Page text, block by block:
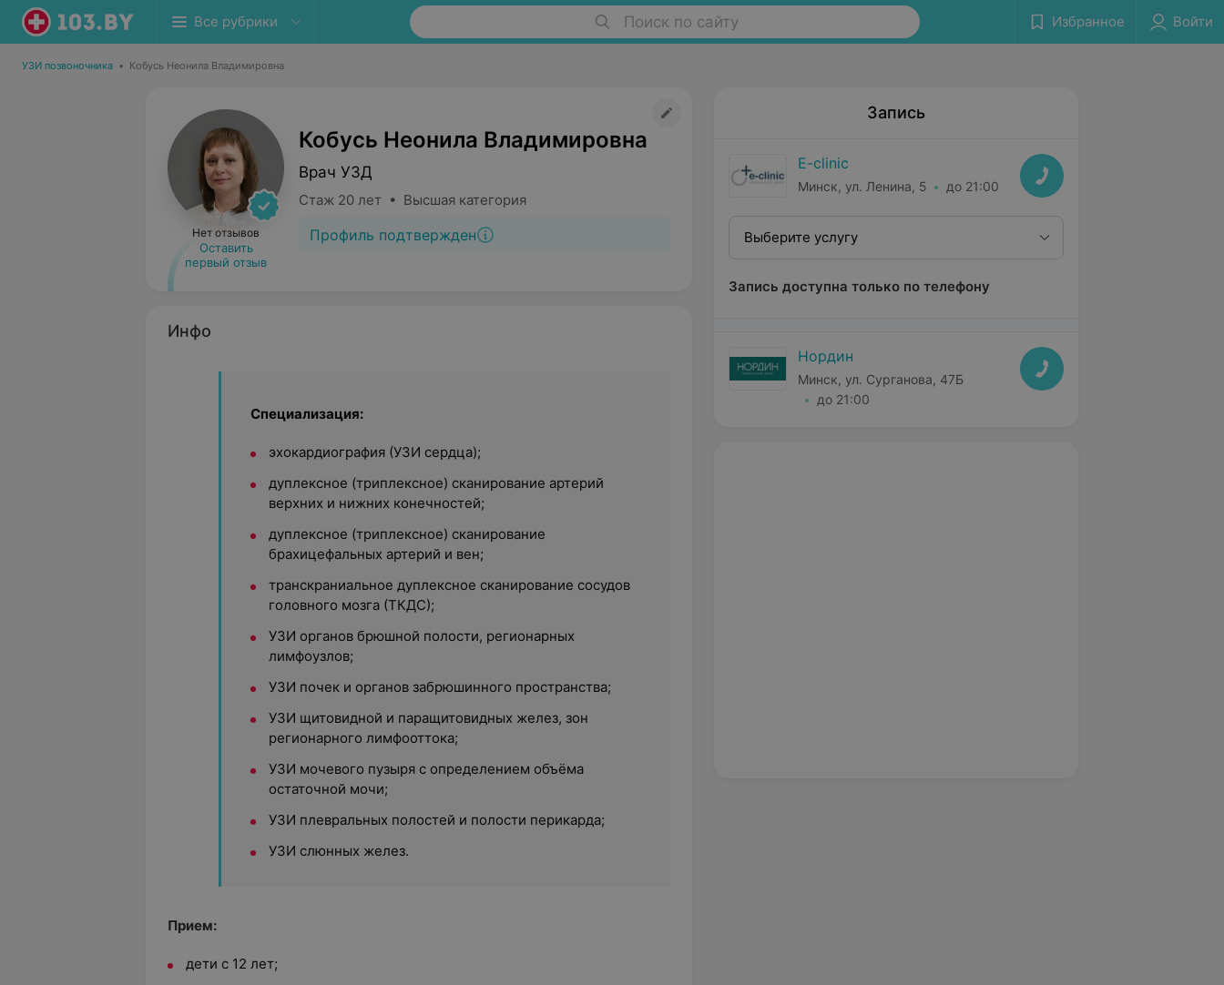
Все рубрики Поиск по сайту Избранное Войти
УЗИ позвоночника • Кобусь Неонила Владимировна
Нет отзывов
Оставить
первый отзыв
Кобусь Неонила Владимировна
Врач УЗД
Стаж 20 лет • Высшая категория
Профиль подтвержден
Инфо
Специализация:
эхокардиография (УЗИ сердца);
дуплексное (триплексное) сканирование артерий
верхних и нижних конечностей;
дуплексное (триплексное) сканирование
брахицефальных артерий и вен;
транскраниальное дуплексное сканирование сосудов
головного мозга (ТКДС);
УЗИ органов брюшной полости, регионарных
лимфоузлов;
УЗИ почек и органов забрюшинного пространства;
УЗИ щитовидной и паращитовидных желез, зон
регионарного лимфооттока;
УЗИ мочевого пузыря с определением объёма
остаточной мочи;
УЗИ плевральных полостей и полости перикарда;
УЗИ слюнных желез.
Прием:
дети с 12 лет;
Запись
E-clinic
Минск, ул. Ленина, 5 до 21:00
Выберите услугу
Запись доступна только по телефону
Нордин
Минск, ул. Сурганова, 47Б
до 21:00